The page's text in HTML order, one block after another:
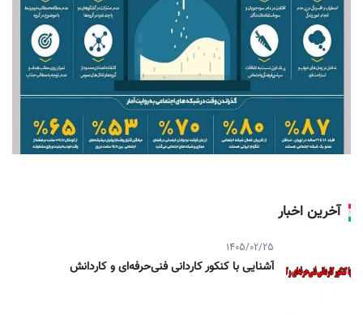
آخرین اخبار
1405/02/25
آشنایی با کنکور کاردانی فنی‌حرفه‌ای و کاردانش